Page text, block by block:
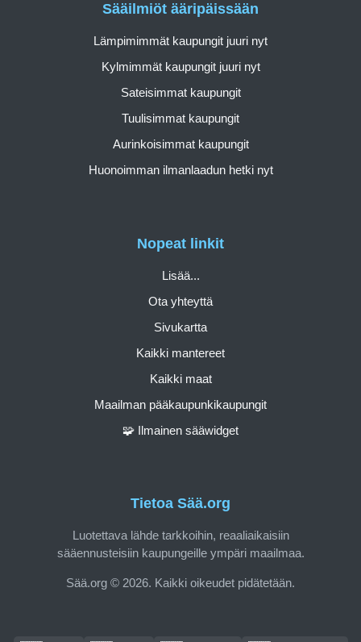
Tietoa Sää.org
Luotettava lähde tarkkoihin, reaaliaikaisiin
sääennusteisiin kaupungeille ympäri maailmaa.
Sää.org © 2026. Kaikki oikeudet pidätetään.
Nopeat linkit
Lisää...
Ota yhteyttä
Sivukartta
Kaikki mantereet
Kaikki maat
Maailman pääkaupunkikaupungit
🧩 Ilmainen sääwidget
Sääilmiöt ääripäissään
Lämpimimmät kaupungit juuri nyt
Kylmimmät kaupungit juuri nyt
Sateisimmat kaupungit
Tuulisimmat kaupungit
Aurinkoisimmat kaupungit
Huonoimman ilmanlaadun hetki nyt